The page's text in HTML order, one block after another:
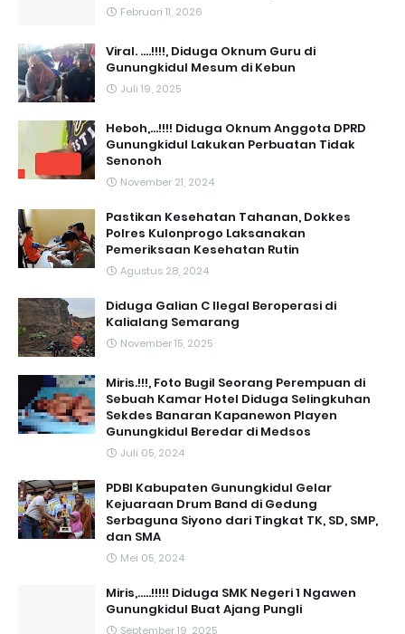
Februari 11, 2026
Viral. ....!!!!, Diduga Oknum Guru di
Gunungkidul Mesum di Kebun
Juli 19, 2025
Heboh,...!!!! Diduga Oknum Anggota DPRD
Gunungkidul Lakukan Perbuatan Tidak
Senonoh
November 21, 2024
Pastikan Kesehatan Tahanan, Dokkes
Polres Kulonprogo Laksanakan
Pemeriksaan Kesehatan Rutin
Agustus 28, 2024
Diduga Galian C Ilegal Beroperasi di
Kalialang Semarang
November 15, 2025
Miris.!!!, Foto Bugil Seorang Perempuan di
Sebuah Kamar Hotel Diduga Selingkuhan
Sekdes Banaran Kapanewon Playen
Gunungkidul Beredar di Medsos
Juli 05, 2024
PDBI Kabupaten Gunungkidul Gelar
Kejuaraan Drum Band di Gedung
Serbaguna Siyono dari Tingkat TK, SD, SMP,
dan SMA
Mei 05, 2024
Miris,.....!!!!! Diduga SMK Negeri 1 Ngawen
Gunungkidul Buat Ajang Pungli
September 19, 2025